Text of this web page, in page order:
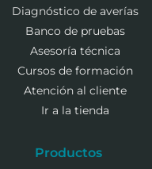
Diagnóstico de averías
Banco de pruebas
Asesoría técnica
Cursos de formación
Atención al cliente
Ir a la tienda
Productos